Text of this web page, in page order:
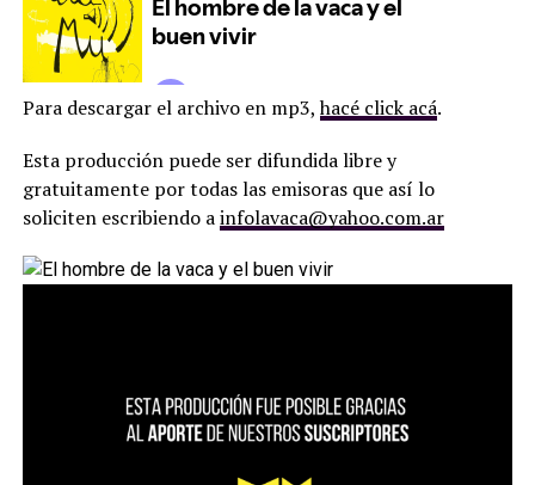
Para descargar el archivo en mp3,hacé click acá.
Esta producción puede ser difundida libre y
gratuitamente por todas las emisoras que así lo
soliciten escribiendo ainfolavaca@yahoo.com.ar